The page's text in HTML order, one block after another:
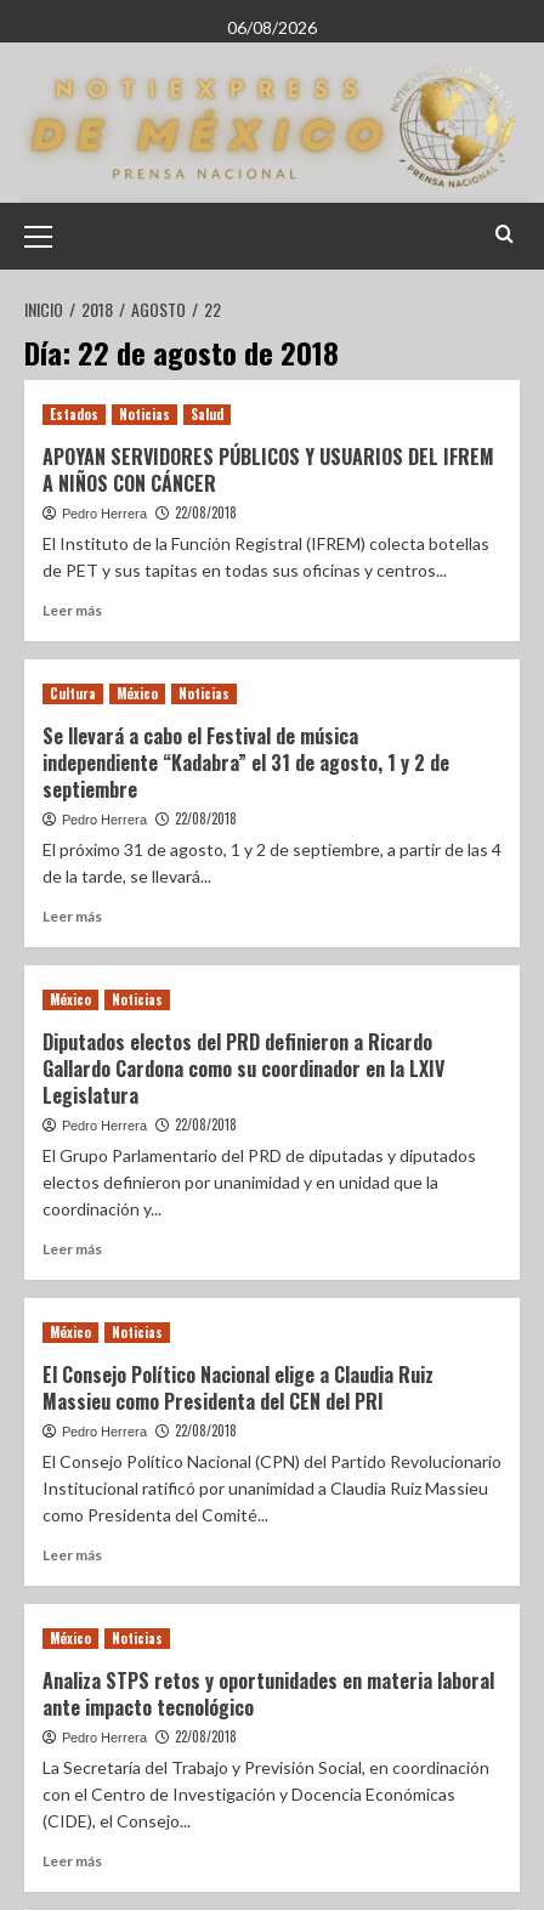
06/08/2026
INICIO 2018 AGOSTO 22
Día: 22 de agosto de 2018
Estados Noticias Salud
APOYAN SERVIDORES PÚBLICOS Y USUARIOS DEL IFREM
A NIÑOS CON CÁNCER
Pedro Herrera 22/08/2018
El Instituto de la Función Registral (IFREM) colecta botellas
de PET y sus tapitas en todas sus oficinas y centros...
Leer más
Cultura México Noticias
Se llevará a cabo el Festival de música
independiente “Kadabra” el 31 de agosto, 1 y 2 de
septiembre
Pedro Herrera 22/08/2018
El próximo 31 de agosto, 1 y 2 de septiembre, a partir de las 4
de la tarde, se llevará...
Leer más
México Noticias
Diputados electos del PRD definieron a Ricardo
Gallardo Cardona como su coordinador en la LXIV
Legislatura
Pedro Herrera 22/08/2018
El Grupo Parlamentario del PRD de diputadas y diputados
electos definieron por unanimidad y en unidad que la
coordinación y...
Leer más
México Noticias
El Consejo Político Nacional elige a Claudia Ruiz
Massieu como Presidenta del CEN del PRI
Pedro Herrera 22/08/2018
El Consejo Político Nacional (CPN) del Partido Revolucionario
Institucional ratificó por unanimidad a Claudia Ruiz Massieu
como Presidenta del Comité...
Leer más
México Noticias
Analiza STPS retos y oportunidades en materia laboral
ante impacto tecnológico
Pedro Herrera 22/08/2018
La Secretaría del Trabajo y Previsión Social, en coordinación
con el Centro de Investigación y Docencia Económicas
(CIDE), el Consejo...
Leer más